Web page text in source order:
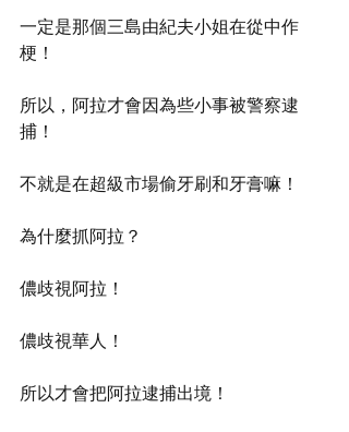
一定是那個三島由紀夫小姐在從中作
梗！
所以，阿拉才會因為些小事被警察逮
捕！
不就是在超級市場偷牙刷和牙膏嘛！
為什麼抓阿拉？
儂歧視阿拉！
儂歧視華人！
所以才會把阿拉逮捕出境！